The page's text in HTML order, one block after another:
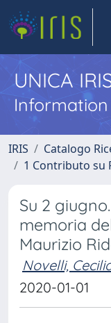
UNICA
IRIS
Catalogo
1 Contributo su
Su 2
memoria
Maurizio
Novelli,
2020-01-01